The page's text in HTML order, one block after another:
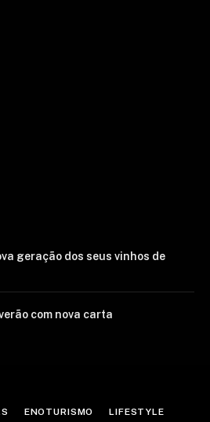
geração dos seus vinhos de
com nova carta
ENOTURISMO LIFESTYLE